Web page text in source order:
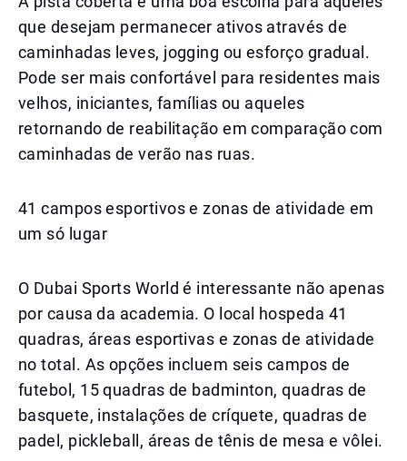
que desejam permanecer ativos através de
caminhadas leves, jogging ou esforço gradual.
Pode ser mais confortável para residentes mais
velhos, iniciantes, famílias ou aqueles
retornando de reabilitação em comparação com
caminhadas de verão nas ruas.
41 campos esportivos e zonas de atividade em
um só lugar
O Dubai Sports World é interessante não apenas
por causa da academia. O local hospeda 41
quadras, áreas esportivas e zonas de atividade
no total. As opções incluem seis campos de
futebol, 15 quadras de badminton, quadras de
basquete, instalações de críquete, quadras de
padel, pickleball, áreas de tênis de mesa e vôlei.